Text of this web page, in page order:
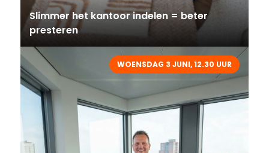
Slimmer het kantoor indelen = beter
presteren
WOENSDAG 3 JUNI, 12.30 UUR